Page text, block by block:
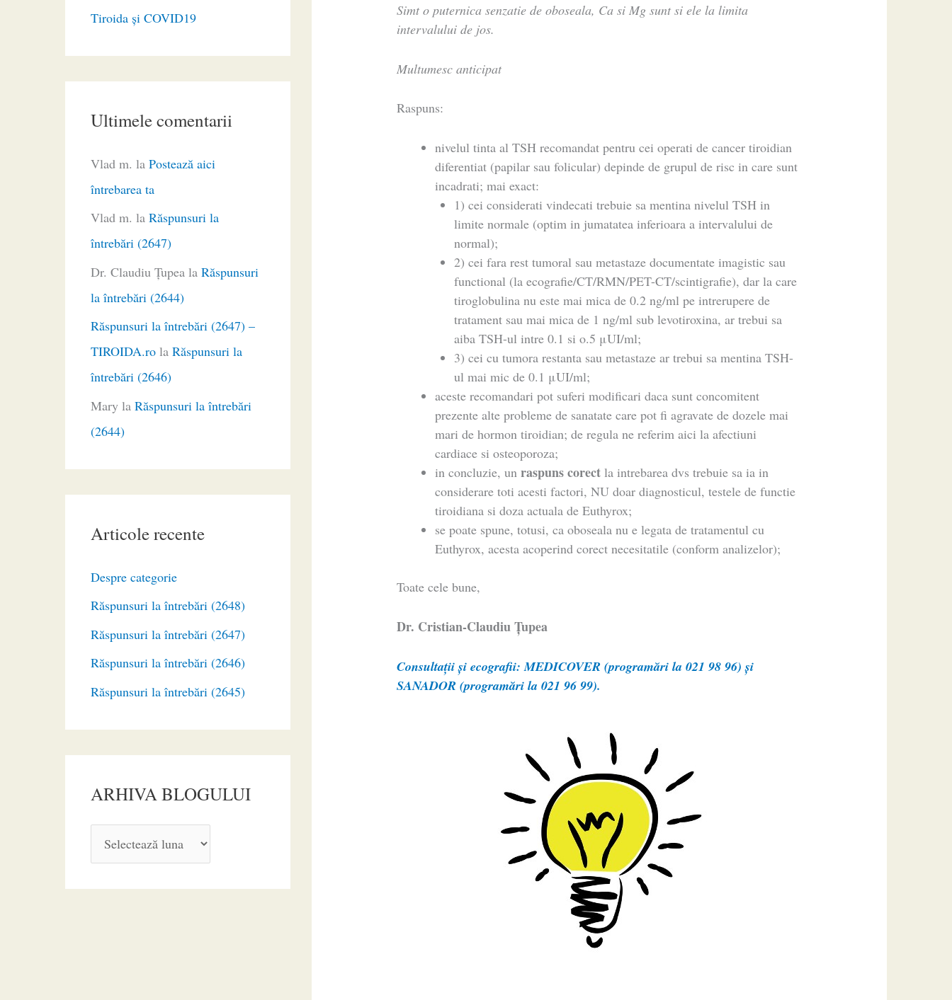
Tiroida și COVID19
Ultimele comentarii
Vlad m. la Postează aici
întrebarea ta
Vlad m. la Răspunsuri la
întrebări (2647)
Dr. Claudiu Ţupea la Răspunsuri
la întrebări (2644)
Răspunsuri la întrebări (2647) –
TIROIDA.ro la Răspunsuri la
întrebări (2646)
Mary la Răspunsuri la întrebări
(2644)
Articole recente
Despre categorie
Răspunsuri la întrebări (2648)
Răspunsuri la întrebări (2647)
Răspunsuri la întrebări (2646)
Răspunsuri la întrebări (2645)
ARHIVA BLOGULUI
R
H
Simt o puternica senzatie de oboseala, Ca si Mg sunt si ele la limita
intervalului de jos.
Multumesc anticipat
Raspuns:
nivelul tinta al TSH recomandat pentru cei operati de cancer tiroidian
diferentiat (papilar sau folicular) depinde de grupul de risc in care sunt
incadrati; mai exact:
1) cei considerati vindecati trebuie sa mentina nivelul TSH in
limite normale (optim in jumatatea inferioara a intervalului de
normal);
2) cei fara rest tumoral sau metastaze documentate imagistic sau
functional (la ecografie/CT/RMN/PET-CT/scintigrafie), dar la care
tiroglobulina nu este mai mica de 0.2 ng/ml pe intrerupere de
tratament sau mai mica de 1 ng/ml sub levotiroxina, ar trebui sa
aiba TSH-ul intre 0.1 si o.5 μUI/ml;
3) cei cu tumora restanta sau metastaze ar trebui sa mentina TSH-
ul mai mic de 0.1 μUI/ml;
aceste recomandari pot suferi modificari daca sunt concomitent
prezente alte probleme de sanatate care pot fi agravate de dozele mai
mari de hormon tiroidian; de regula ne referim aici la afectiuni
cardiace si osteoporoza;
in concluzie, unraspuns corectla intrebarea dvs trebuie sa ia in
considerare toti acesti factori, NU doar diagnosticul, testele de functie
tiroidiana si doza actuala de Euthyrox;
se poate spune, totusi, ca oboseala nu e legata de tratamentul cu
Euthyrox, acesta acoperind corect necesitatile (conform analizelor);
Toate cele bune,
Dr. Cristian-Claudiu Ţupea
Consultații și ecografii: MEDICOVER (programări la 021 98 96) și
SANADOR (programări la 021 96 99).